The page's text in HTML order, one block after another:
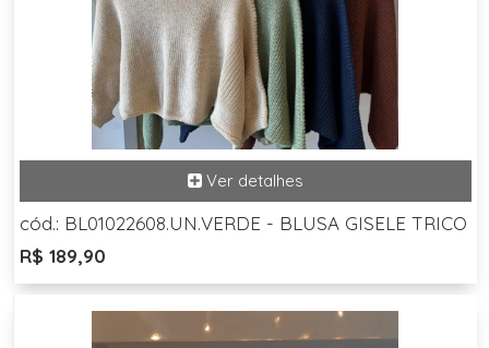
cód.: BL01022608.UN.VERDE - BLUSA GISELE TRICO
R$ 189,90